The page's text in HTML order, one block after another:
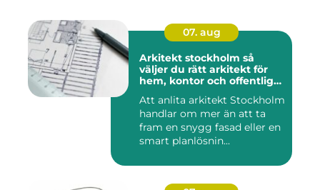
07. aug
Arkitekt stockholm så
väljer du rätt arkitekt för
hem, kontor och offentlig
Att anlita arkitekt Stockholm
handlar om mer än att ta
fram en snygg fasad eller en
smart planlösnin...